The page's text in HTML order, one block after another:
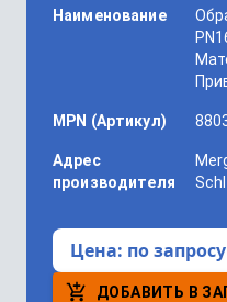
Наименование
MPN (Артикул)
Адрес
производителя
Цена: по запросу
ДОБАВИТЬ В